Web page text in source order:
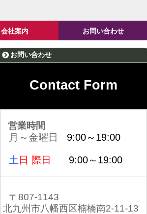
会社案内 お問い合わせ
お問い合わせ
Contact Form
営業時間
月～金曜日 9:00～19:00
土 日 際日 9:00～19:00
〒807-1143
北九州市八幡西区楠橋南2-11-13